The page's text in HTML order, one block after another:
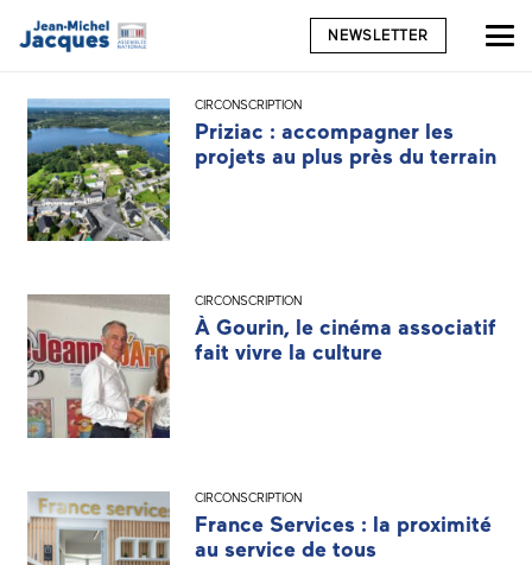
NEWSLETTER
CIRCONSCRIPTION
Priziac : accompagner les
projets au plus près du terrain
CIRCONSCRIPTION
À Gourin, le cinéma associatif
fait vivre la culture
CIRCONSCRIPTION
France Services : la proximité
au service de tous